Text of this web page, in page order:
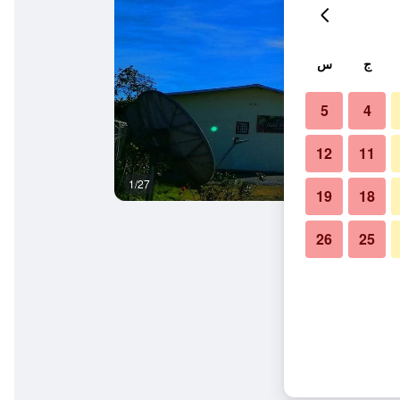
1/27
سا إيه
ج س
4
5
11
12
18
19
25
26